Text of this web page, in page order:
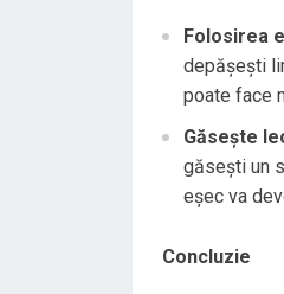
Folosirea
depășești
poate face
Găsește
găsești un
eșec va
Concluzie